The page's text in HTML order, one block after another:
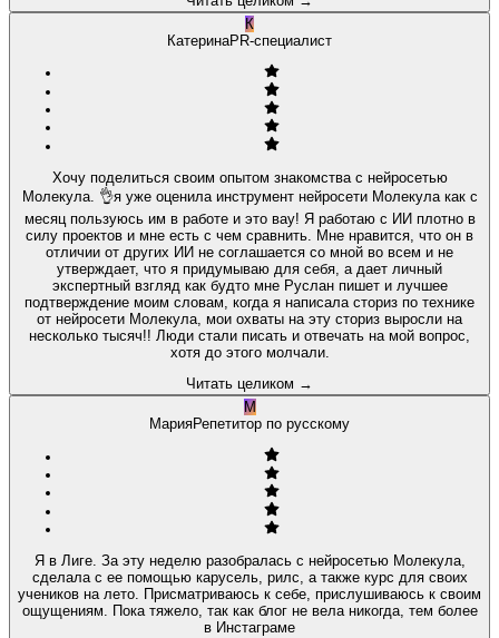
К
КатеринаPR-специалист
Хочу поделиться своим опытом знакомства с нейросетью
Молекула. 👌я уже оценила инструмент нейросети Молекула как с
месяц пользуюсь им в работе и это вау! Я работаю с ИИ плотно в
силу проектов и мне есть с чем сравнить. Мне нравится, что он в
отличии от других ИИ не соглашается со мной во всем и не
утверждает, что я придумываю для себя, а дает личный
экспертный взгляд как будто мне Руслан пишет и лучшее
подтверждение моим словам, когда я написала сториз по технике
от нейросети Молекула, мои охваты на эту сториз выросли на
несколько тысяч!! Люди стали писать и отвечать на мой вопрос,
хотя до этого молчали.
Читать целиком →
М
МарияРепетитор по русскому
Я в Лиге. За эту неделю разобралась с нейросетью Молекула,
сделала с ее помощью карусель, рилс, а также курс для своих
учеников на лето. Присматриваюсь к себе, прислушиваюсь к своим
ощущениям. Пока тяжело, так как блог не вела никогда, тем более
в Инстаграме